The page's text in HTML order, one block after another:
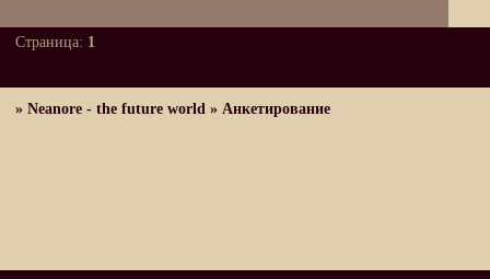
Страница: 1
»Neanore - the future world » Анкетирование